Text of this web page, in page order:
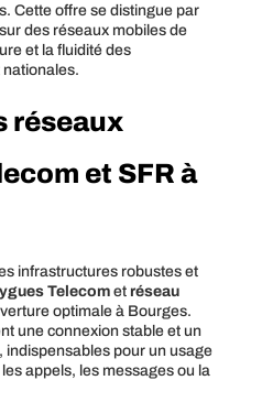
Cette offre se distingue par
des réseaux mobiles de
et la fluidité des
réseaux
et SFR à
infrastructures robustes et
Telecomet réseau
optimale à Bourges.
une connexion stable et un
indispensables pour un usage
appels, les messages ou la